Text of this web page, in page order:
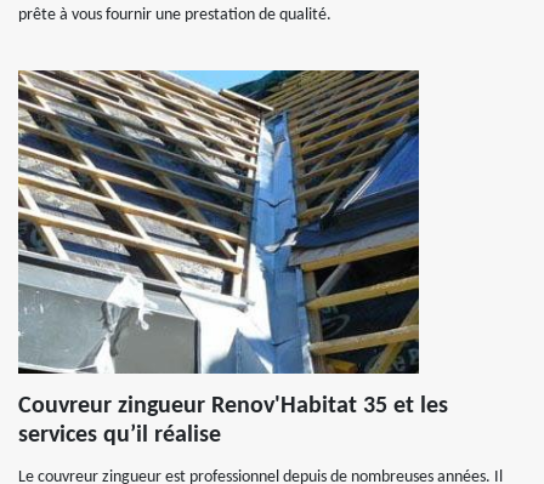
prête à vous fournir une prestation de qualité.
Couvreur zingueur Renov'Habitat 35 et les
services qu’il réalise
Le couvreur zingueur est professionnel depuis de nombreuses années. Il